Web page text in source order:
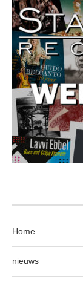
Home
nieuws